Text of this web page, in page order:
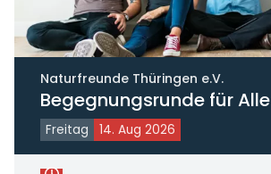
Naturfreunde Thüringen e.V.
Begegnungsrunde für Alle
Freitag 14. Aug 2026